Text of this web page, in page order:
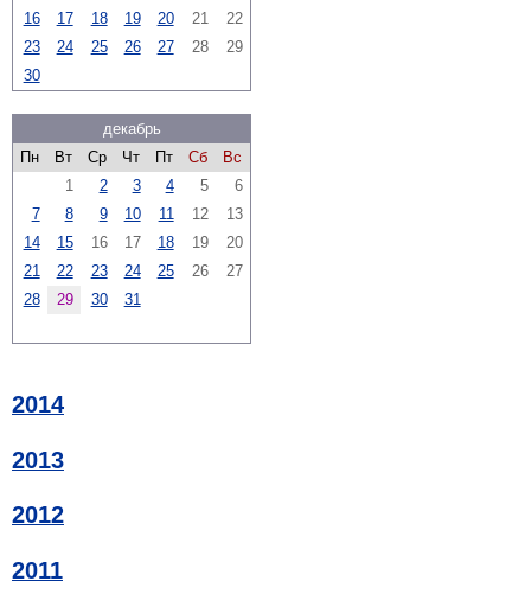
16
17 18 19 20 21
22
23
24 25 26 27 28
29
30
декабрь
Пн
Вт Ср Чт Пт Сб
Вс
1
2 3 4 5
6
7
8 9 10 11 12
13
14
15 16 17 18 19
20
21
22 23 24 25 26
27
28
29 30 31
2014
2013
2012
2011